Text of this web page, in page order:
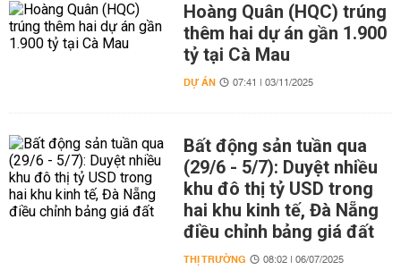
Hoàng Quân (HQC) trúng
thêm hai dự án gần 1.900
tỷ tại Cà Mau
DỰ ÁN 07:41 | 03/11/2025
Bất động sản tuần qua
(29/6 - 5/7): Duyệt nhiều
khu đô thị tỷ USD trong
hai khu kinh tế, Đà Nẵng
điều chỉnh bảng giá đất
THỊ TRƯỜNG 08:02 | 06/07/2025